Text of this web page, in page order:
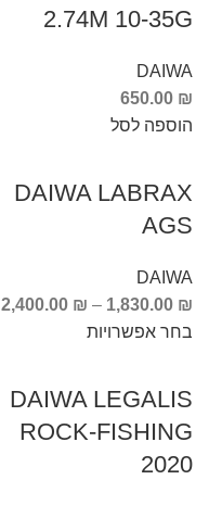
2.74M 10-35G
DAIWA
650.00 ₪
הוספה לסל
DAIWA LABRAX
AGS
DAIWA
1,830.00 ₪
–
2,400.00 ₪
בחר אפשרויות
DAIWA LEGALIS
ROCK-FISHING
2020